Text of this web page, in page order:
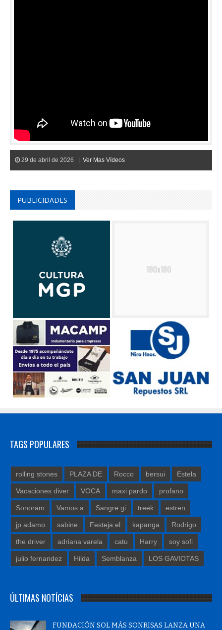
29 de abril de 2026 | Ver Mas Vídeos
PUBLICIDADES
TAGS POPULARES
rolling stones PLAZA DE Rocco bersui Estela
Vacaciones diver VOCA maxi pardo profano
Sonoram Vamos a Sangre gi treek estren
jp adamo sabine Festeja el kapanga Rodrigo
the driver adriana varela catu Harry soy sofi
julio fernandez Hilda Semblanza LOS GAVIOTAS
ÚLTIMAS NOTÍCIAS
FUNDACIÓN SOL MÁS SONRISAS LANZA UNA